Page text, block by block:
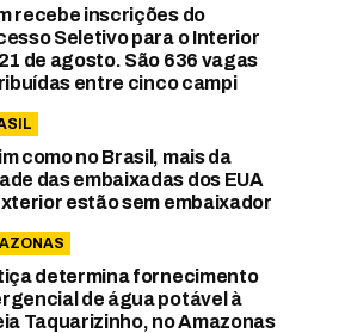
recebe inscrições do
Seletivo para o Interior
de agosto. São 636 vagas
entre cinco campi
como no Brasil, mais da
das embaixadas dos EUA
estão sem embaixador
determina fornecimento
de água potável à
Taquarizinho, no Amazonas